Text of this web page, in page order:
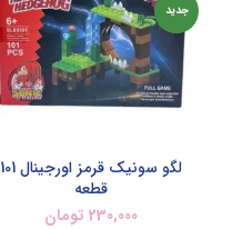
جدید
لگو سونیک قرمز اورجینال 101
قطعه
230,000 تومان